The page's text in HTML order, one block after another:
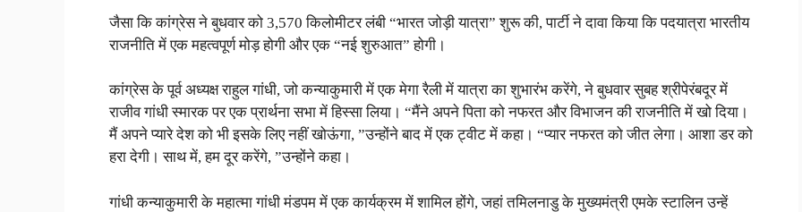
जैसा कि कांग्रेस ने बुधवार को 3,570 किलोमीटर लंबी “भारत जोड़ी यात्रा” शुरू की, पार्टी ने दावा किया कि पदयात्रा भारतीय
राजनीति में एक महत्वपूर्ण मोड़ होगी और एक “नई शुरुआत” होगी।
कांग्रेस के पूर्व अध्यक्ष राहुल गांधी, जो कन्याकुमारी में एक मेगा रैली में यात्रा का शुभारंभ करेंगे, ने बुधवार सुबह श्रीपेरंबदूर में
राजीव गांधी स्मारक पर एक प्रार्थना सभा में हिस्सा लिया। “मैंने अपने पिता को नफरत और विभाजन की राजनीति में खो दिया।
मैं अपने प्यारे देश को भी इसके लिए नहीं खोऊंगा, ”उन्होंने बाद में एक ट्वीट में कहा। “प्यार नफरत को जीत लेगा। आशा डर को
हरा देगी। साथ में, हम दूर करेंगे, ”उन्होंने कहा।
गांधी कन्याकुमारी के महात्मा गांधी मंडपम में एक कार्यक्रम में शामिल होंगे, जहां तमिलनाडु के मुख्यमंत्री एमके स्टालिन उन्हें